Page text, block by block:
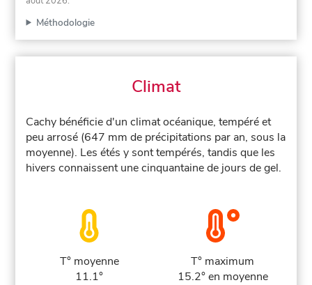
Méthodologie
Climat
Cachy bénéficie d'un climat océanique, tempéré et
peu arrosé (647 mm de précipitations par an, sous la
moyenne). Les étés y sont tempérés, tandis que les
hivers connaissent une cinquantaine de jours de gel.
T° moyenne
11.1°
T° maximum
15.2° en moyenne